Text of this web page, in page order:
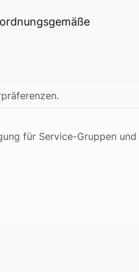
für Service-Gruppen und